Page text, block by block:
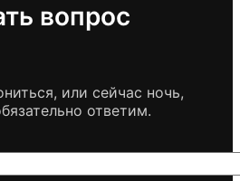
вопрос
или сейчас ночь,
ответим.